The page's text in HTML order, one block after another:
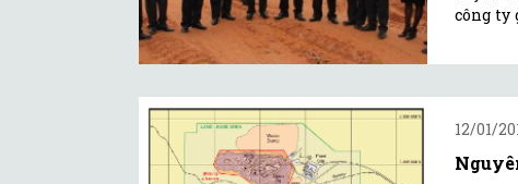
công ty
12/01/